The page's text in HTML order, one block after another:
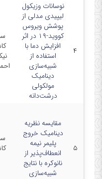
۴
نوسانات وزیکول
‌لیپیدی مدلی از
پوشش ویروس
کووید-۱۹ در اثر
افزایش دما با
استفاده از
شبیه‌سازی
دینامیک
مولکولی
درشت‌دانه
۵
مقایسه نظریه
دینامیک خروج
پلیمر نیمه
انعطاف‌پذیر از
نانوکره با نتایج
شبیه‌سازی